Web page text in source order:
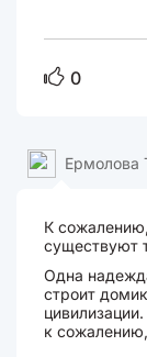
0
Ермолова
К
существуют
Одна
строит
к